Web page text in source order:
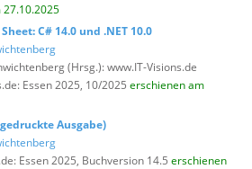
C# 14.0 und .NET 10.0
(Hrsg.): www.IT-Visions.de
Essen 2025, 10/2025 erschienen am
Ausgabe)
Essen 2025, Buchversion 14.5 erschienen